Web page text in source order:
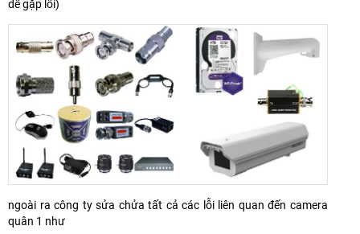
dễ gặp lỗi)
ngoài ra công ty sửa chửa tất cả các lỗi liên quan đến camera
quân 1 như